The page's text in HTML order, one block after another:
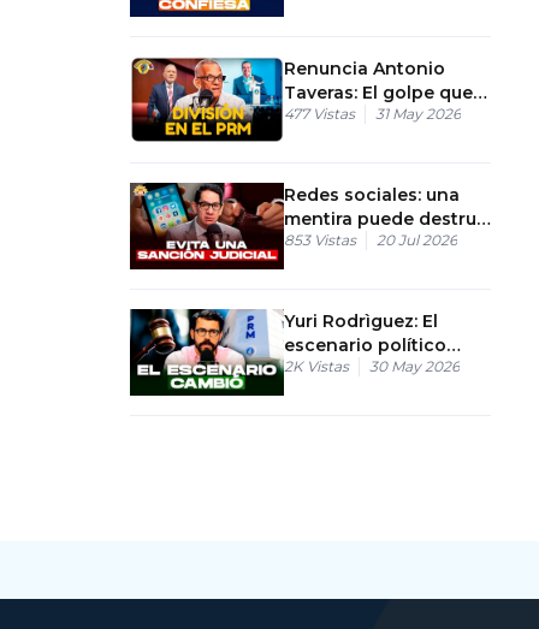
Renuncia Antonio
Taveras: El golpe que
sacude al PRM
477 Vistas 31 May 2026
Redes sociales: una
mentira puede destruir
una reputación en
853 Vistas 20 Jul 2026
Yuri Rodrìguez: El
escenario político
cambia radicalmente
2K Vistas 30 May 2026